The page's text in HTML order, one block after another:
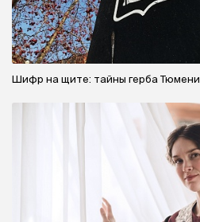
Шифр на щите: тайны герба Тюмени